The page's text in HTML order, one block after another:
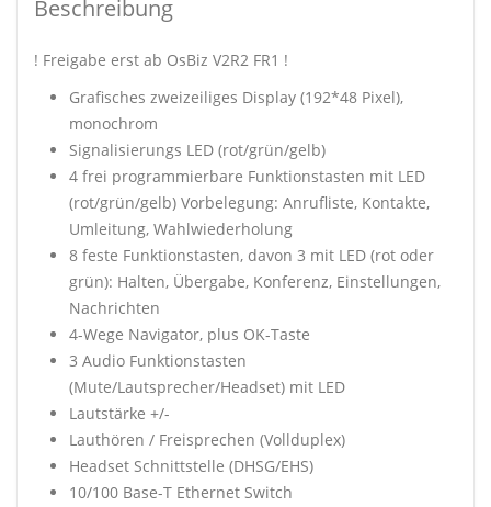
Beschreibung
! Freigabe erst ab OsBiz V2R2 FR1 !
Grafisches zweizeiliges Display (192*48 Pixel),
monochrom
Signalisierungs LED (rot/grün/gelb)
4 frei programmierbare Funktionstasten mit LED
(rot/grün/gelb) Vorbelegung: Anrufliste, Kontakte,
Umleitung, Wahlwiederholung
8 feste Funktionstasten, davon 3 mit LED (rot oder
grün): Halten, Übergabe, Konferenz, Einstellungen,
Nachrichten
4-Wege Navigator, plus OK-Taste
3 Audio Funktionstasten
(Mute/Lautsprecher/Headset) mit LED
Lautstärke +/-
Lauthören / Freisprechen (Vollduplex)
Headset Schnittstelle (DHSG/EHS)
10/100 Base-T Ethernet Switch